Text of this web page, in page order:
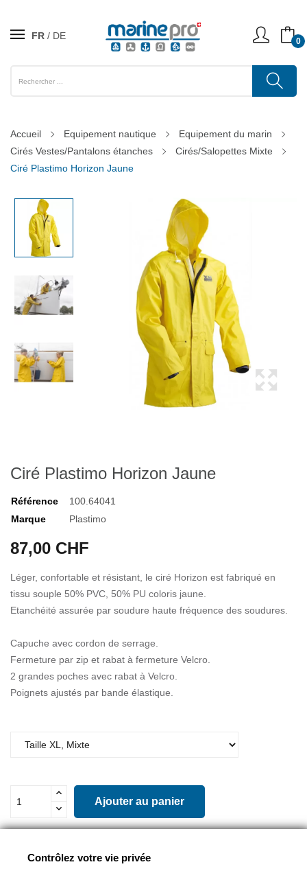
FR DE 0
Accueil Equipement nautique
Equipement du marin
Cirés Vestes/Pantalons étanches
Cirés/Salopettes Mixte
Ciré Plastimo Horizon Jaune
Ciré Plastimo Horizon Jaune
Référence
100.64041
Marque
Plastimo
87,00 CHF
Léger, confortable et résistant, le ciré Horizon est fabriqué en
tissu souple 50% PVC, 50% PU coloris jaune.
Etanchéité assurée par soudure haute fréquence des soudures.
Capuche avec cordon de serrage.
Fermeture par zip et rabat à fermeture Velcro.
2 grandes poches avec rabat à Velcro.
Poignets ajustés par bande élastique.
Ajouter au panier
Partager
Contrôlez votre vie privée